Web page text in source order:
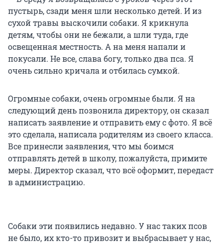
пустырь, сзади меня шли несколько детей. И из
сухой травы выскочили собаки. Я крикнула
детям, чтобы они не бежали, а шли туда, где
освещенная местность. А на меня напали и
покусали. Не все, слава богу, только два пса. Я
очень сильно кричала и отбилась сумкой.
Огромные собаки, очень огромные были. Я на
следующий день позвонила директору, он сказал
написать заявление и отправить ему с фото. Я всё
это сделала, написала родителям из своего класса.
Все принесли заявления, что мы боимся
отправлять детей в школу, пожалуйста, примите
меры. Директор сказал, что всё оформит, передаст
в администрацию.
Собаки эти появились недавно. У нас таких псов
не было, их кто-то привозит и выбрасывает у нас,